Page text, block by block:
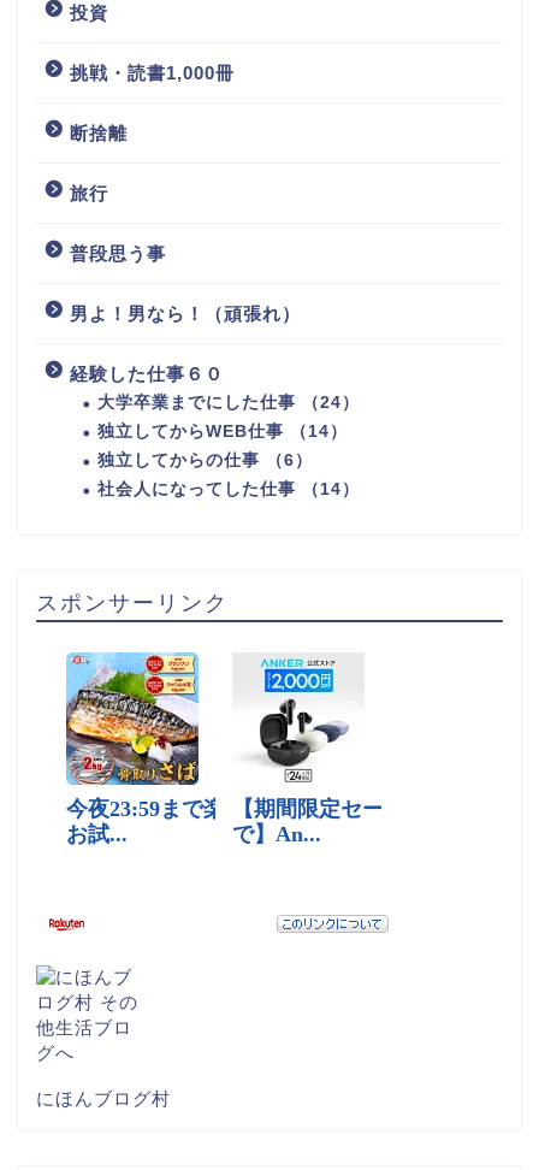
投資
挑戦・読書1,000冊
断捨離
旅行
普段思う事
男よ！男なら！（頑張れ）
経験した仕事６０
大学卒業までにした仕事 （24）
独立してからWEB仕事 （14）
独立してからの仕事 （6）
社会人になってした仕事 （14）
スポンサーリンク
にほんブログ村